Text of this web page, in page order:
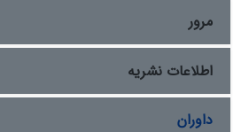
مرور
اطلاعات نشریه
داوران